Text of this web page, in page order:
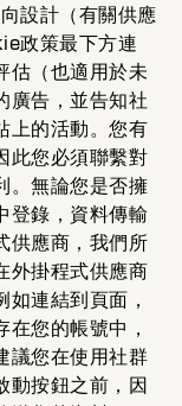
設計（有關供應
政策最下方連
估（也適用於未
廣告，並告知社
上的活動。您有
此您必須聯繫對
。無論您是否擁
登錄，資料傳輸
供應商，我們所
外掛程式供應商
連結到頁面，
您的帳號中，
議您在使用社群
動按鈕之前，因